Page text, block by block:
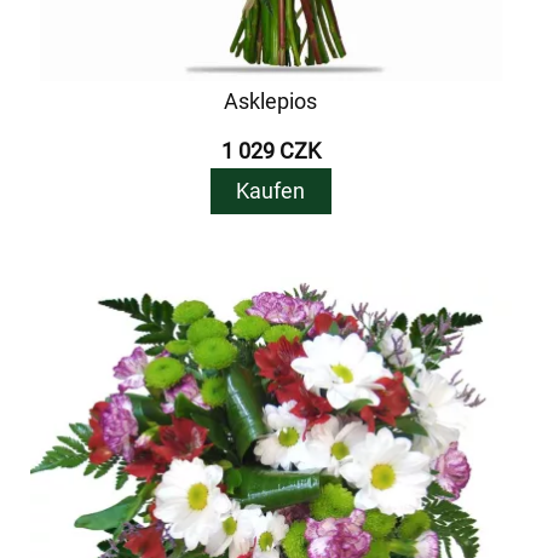
Asklepios
1 029 CZK
Kaufen